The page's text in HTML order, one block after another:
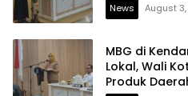
News August
MBG di
Lokal, Wali
Produk